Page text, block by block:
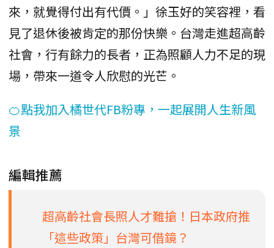
來，就覺得付出有代價。」徐玉好的笑容裡，看
見了退休後被肯定的那份快樂。台灣走進超高齡
社會，行有餘力的長者，正為照顧人力不足的現
場，帶來一道令人欣慰的光芒。
🍊點我加入橘世代FB粉專，一起展開人生新風
景
編輯推薦
超高齡社會長照人才難搶！日本政府推
「這些政策」台灣可借鏡？